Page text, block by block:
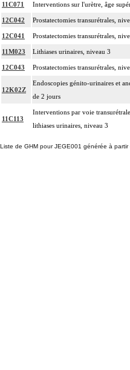
11C071 Interventions sur l'urètre, âge
12C042 Prostatectomies transurétrales,
12C041 Prostatectomies transurétrales,
11M023 Lithiases urinaires, niveau 3
12C043 Prostatectomies transurétrales,
12K02Z
Endoscopies génito-urinaires et
de 2 jours
11C113
Interventions par voie
lithiases urinaires, niveau 3
Liste de GHM pour JEGE001 générée à